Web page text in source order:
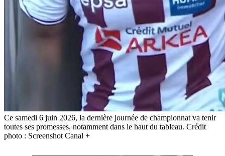
Ce samedi 6 juin 2026, la dernière journée de championnat va tenir
toutes ses promesses, notamment dans le haut du tableau. Crédit
photo : Screenshot Canal +